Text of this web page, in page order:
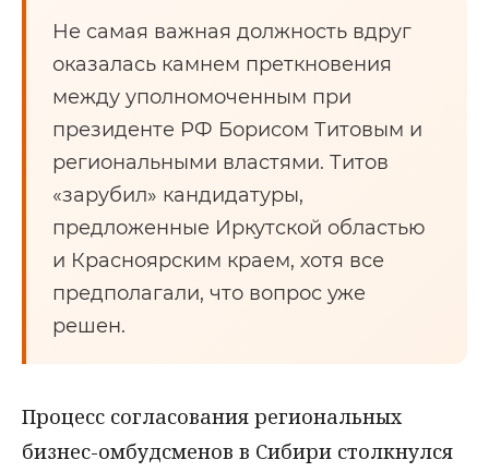
Не самая важная должность вдруг
оказалась камнем преткновения
между уполномоченным при
президенте РФ Борисом Титовым и
региональными властями. Титов
«зарубил» кандидатуры,
предложенные Иркутской областью
и Красноярским краем, хотя все
предполагали, что вопрос уже
решен.
Процесс согласования региональных
бизнес-омбудсменов в Сибири столкнулся